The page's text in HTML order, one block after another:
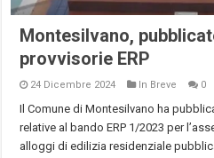
Montesilvano,
provvisorie ERP
24 Dicembre 2024 In Breve 0
Il Comune di Montesilvano ha
relative al bando ERP 1/2023 per
alloggi di edilizia residenziale